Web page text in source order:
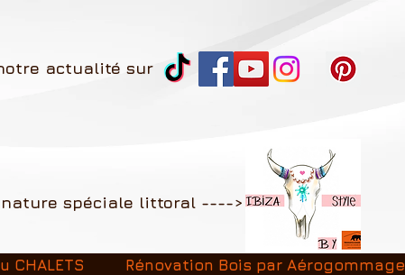
actualité sur
spéciale littoral ---->
CHALETS Rénovation Bois par Aérogommage